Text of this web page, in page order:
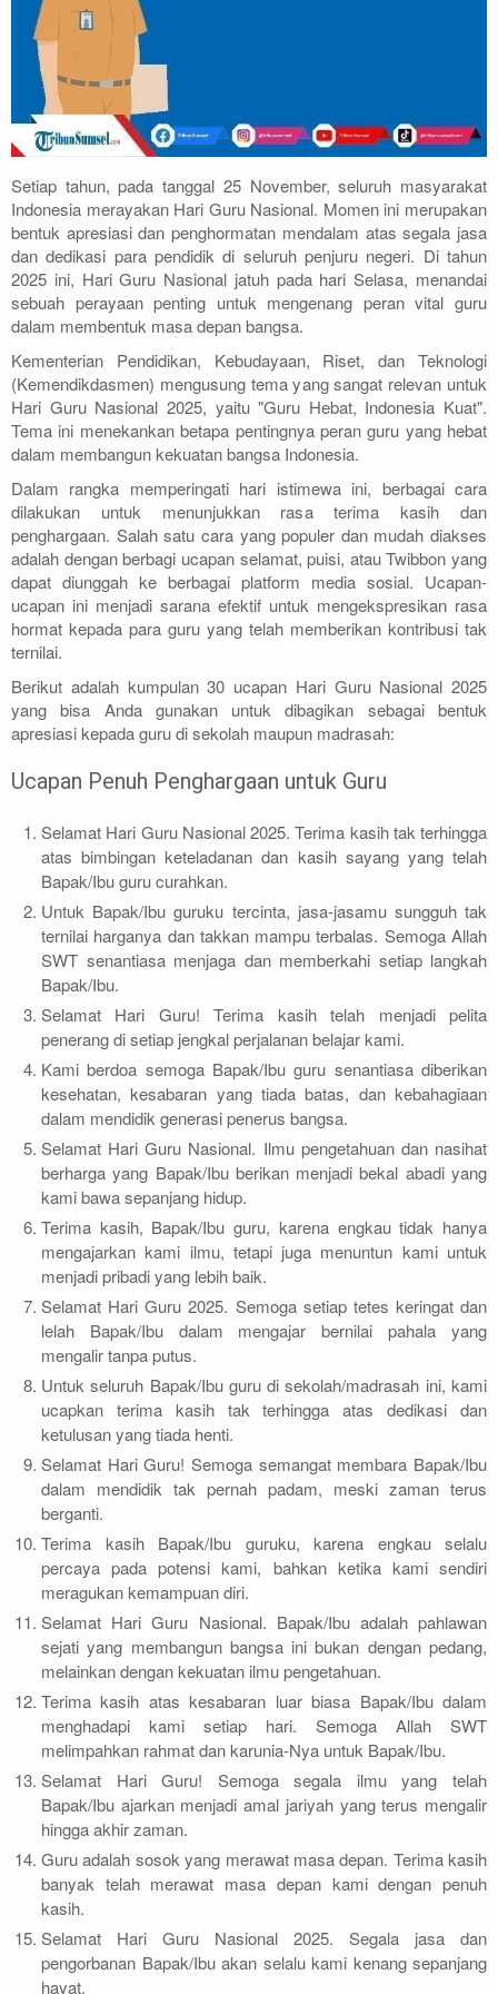
Setiap tahun, pada tanggal 25 November, seluruh masyarakat
Indonesia merayakan Hari Guru Nasional. Momen ini merupakan
bentuk apresiasi dan penghormatan mendalam atas segala jasa
dan dedikasi para pendidik di seluruh penjuru negeri. Di tahun
2025 ini, Hari Guru Nasional jatuh pada hari Selasa, menandai
sebuah perayaan penting untuk mengenang peran vital guru
dalam membentuk masa depan bangsa.
Kementerian Pendidikan, Kebudayaan, Riset, dan Teknologi
(Kemendikdasmen) mengusung tema yang sangat relevan untuk
Hari Guru Nasional 2025, yaitu "Guru Hebat, Indonesia Kuat".
Tema ini menekankan betapa pentingnya peran guru yang hebat
dalam membangun kekuatan bangsa Indonesia.
Dalam rangka memperingati hari istimewa ini, berbagai cara
dilakukan untuk menunjukkan rasa terima kasih dan
penghargaan. Salah satu cara yang populer dan mudah diakses
adalah dengan berbagi ucapan selamat, puisi, atau Twibbon yang
dapat diunggah ke berbagai platform media sosial. Ucapan-
ucapan ini menjadi sarana efektif untuk mengekspresikan rasa
hormat kepada para guru yang telah memberikan kontribusi tak
ternilai.
Berikut adalah kumpulan 30 ucapan Hari Guru Nasional 2025
yang bisa Anda gunakan untuk dibagikan sebagai bentuk
apresiasi kepada guru di sekolah maupun madrasah:
Ucapan Penuh Penghargaan untuk Guru
Selamat Hari Guru Nasional 2025. Terima kasih tak terhingga
atas bimbingan keteladanan dan kasih sayang yang telah
Bapak/Ibu guru curahkan.
Untuk Bapak/Ibu guruku tercinta, jasa-jasamu sungguh tak
ternilai harganya dan takkan mampu terbalas. Semoga Allah
SWT senantiasa menjaga dan memberkahi setiap langkah
Bapak/Ibu.
Selamat Hari Guru! Terima kasih telah menjadi pelita
penerang di setiap jengkal perjalanan belajar kami.
Kami berdoa semoga Bapak/Ibu guru senantiasa diberikan
kesehatan, kesabaran yang tiada batas, dan kebahagiaan
dalam mendidik generasi penerus bangsa.
Selamat Hari Guru Nasional. Ilmu pengetahuan dan nasihat
berharga yang Bapak/Ibu berikan menjadi bekal abadi yang
kami bawa sepanjang hidup.
Terima kasih, Bapak/Ibu guru, karena engkau tidak hanya
mengajarkan kami ilmu, tetapi juga menuntun kami untuk
menjadi pribadi yang lebih baik.
Selamat Hari Guru 2025. Semoga setiap tetes keringat dan
lelah Bapak/Ibu dalam mengajar bernilai pahala yang
mengalir tanpa putus.
Untuk seluruh Bapak/Ibu guru di sekolah/madrasah ini, kami
ucapkan terima kasih tak terhingga atas dedikasi dan
ketulusan yang tiada henti.
Selamat Hari Guru! Semoga semangat membara Bapak/Ibu
dalam mendidik tak pernah padam, meski zaman terus
berganti.
Terima kasih Bapak/Ibu guruku, karena engkau selalu
percaya pada potensi kami, bahkan ketika kami sendiri
meragukan kemampuan diri.
Selamat Hari Guru Nasional. Bapak/Ibu adalah pahlawan
sejati yang membangun bangsa ini bukan dengan pedang,
melainkan dengan kekuatan ilmu pengetahuan.
Terima kasih atas kesabaran luar biasa Bapak/Ibu dalam
menghadapi kami setiap hari. Semoga Allah SWT
melimpahkan rahmat dan karunia-Nya untuk Bapak/Ibu.
Selamat Hari Guru! Semoga segala ilmu yang telah
Bapak/Ibu ajarkan menjadi amal jariyah yang terus mengalir
hingga akhir zaman.
Guru adalah sosok yang merawat masa depan. Terima kasih
banyak telah merawat masa depan kami dengan penuh
kasih.
Selamat Hari Guru Nasional 2025. Segala jasa dan
pengorbanan Bapak/Ibu akan selalu kami kenang sepanjang
hayat.